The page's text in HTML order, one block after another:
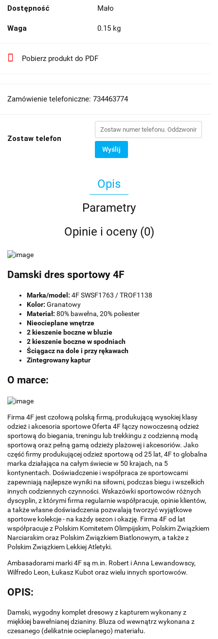
Dostępność Mało
Waga 0.15 kg
Pobierz produkt do PDF
Zamówienie telefoniczne: 734463774
Zostaw telefon
Wyślij
Opis
Parametry
Opinie i oceny (0)
Damski dres sportowy 4F
Marka/model: 4F SWSF1763 / TROF1138
Kolor: Granatowy
Materiał: 80% bawełna, 20% poliester
Nieocieplane wnętrze
2 kieszenie boczne w bluzie
2 kieszenie boczne w spodniach
Ściągacz na dole i przy rękawach
Zintegrowany kaptur
O marce:
Firma 4F jest czołową polską firmą, produkującą wysokiej klasy
odzież i akcesoria sportowe Oferta 4F łączy nowoczesną odzież
sportową do biegania, treningu lub trekkingu z codzienną modą
sportową oraz pełną gamą odzieży plażowej i akcesoriów. Jako
część firmy produkującej odzież sportową od 25 lat, 4F to globalna
marka działająca na całym świecie w 50 krajach, na 5
kontynentach. Doświadczenie i współpraca ze sportowcami
zapewniają najlepsze wyniki na siłowni, podczas biegu i wszelkich
innych codziennych czynności. Wskazówki sportowców różnych
dyscyplin, z którymi firma regularnie współpracuje, opinie klientów,
a także własne doświadczenia pozwalają tworzyć wyjątkowe
sportowe kolekcje - na każdy sezon i okazję. Firma 4F od lat
współpracuje z Polskim Komitetem Olimpijskim, Polskim Związkiem
Narciarskim oraz Polskim Związkiem Biatlonowym, a także z
Polskim Związkiem Lekkiej Atletyki.
Ambasadorami marki 4F są m.in. Robert i Anna Lewandowscy,
Wilfredo Leon, Łukasz Kubot oraz wielu innych sportowców.
OPIS:
Damski, wygodny komplet dresowy z kapturem wykonany z
miękkiej bawełnianej dzianiny. Bluza od wewnątrz wykonana z
czesanego (delikatnie ocieplanego) materiału.